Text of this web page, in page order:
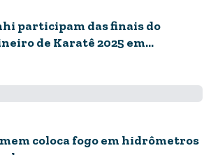
participam das finais do
de Karatê 2025 em
coloca fogo em hidrômetros